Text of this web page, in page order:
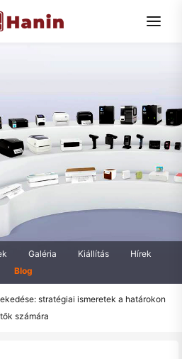
Galéria Kiállítás
Hírek
Blog
stratégiai ismeretek a határokon
számára